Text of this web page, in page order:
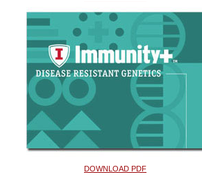
DOWNLOAD PDF